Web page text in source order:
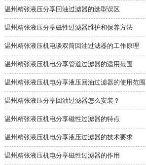
温州精张液压分享回油过滤器的选型误区
温州精张液压分享磁性过滤器维护和保养方法
温州精张液压机电谈双筒回油过滤器的工作原理
温州精张液压机电分享管道过滤器的适用范围
温州精张液压机电分享液压回油过滤器的使用范围
温州精张液压分享回油过滤器怎么安装？
温州精张液压机电分享磁性过滤器的特点
温州精张液压机电分享液压过滤器的技术要求
温州精张液压机电分享磁性过滤器的作用